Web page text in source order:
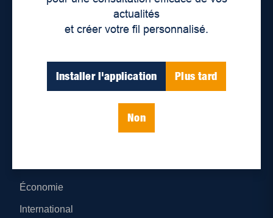
actualités
et créer votre fil personnalisé.
Installer l'application Plus tard
Non
Lieux de distribution
Économie
International